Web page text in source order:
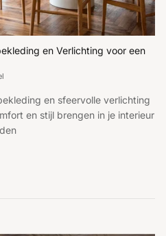
en Verlichting voor een
en sfeervolle verlichting
en stijl brengen in je interieur